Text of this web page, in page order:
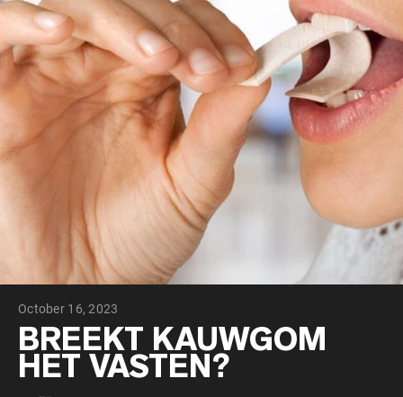
”Protein Powder“
”Overnight Oats“
”Vegan protein“
”Collagen“
”Micellar Casein“
PROTEIN POWDERS Best Seller
Erwteneiwit
Grasgevoerd Wei Eiwit Poeder
Collageenpeptiden
Chocolade Grasgevoerde Wei
Vanille grasgevoerde wei
Weidegevoerde wei
Shop All Protein Powders
VEGAN PROTEIN
Erwteneiwit
October 16, 2023
BREEKT KAUWGOM
HET VASTEN?